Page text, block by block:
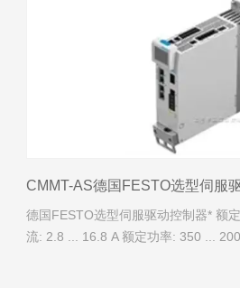
CMMT-AS德国FESTO选型伺服
德国FESTO选型伺服驱动控制器* 额
流: 2.8 ... 16.8 A 额定功率: 350 ...